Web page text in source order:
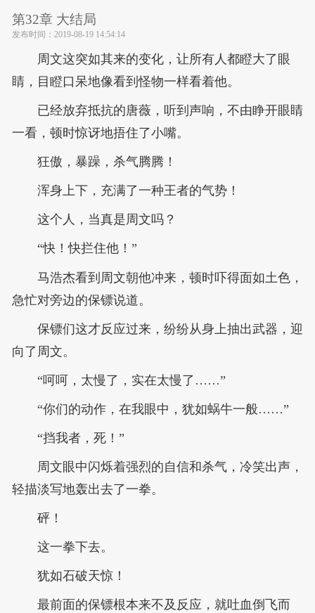
第32章 大结局
发布时间： 2019-08-19 14:54:14
周文这突如其来的变化，让所有人都瞪大了眼
睛，目瞪口呆地像看到怪物一样看着他。
已经放弃抵抗的唐薇，听到声响，不由睁开眼睛
一看，顿时惊讶地捂住了小嘴。
狂傲，暴躁，杀气腾腾！
浑身上下，充满了一种王者的气势！
这个人，当真是周文吗？
“快！快拦住他！”
马浩杰看到周文朝他冲来，顿时吓得面如土色，
急忙对旁边的保镖说道。
保镖们这才反应过来，纷纷从身上抽出武器，迎
向了周文。
“呵呵，太慢了，实在太慢了……”
“你们的动作，在我眼中，犹如蜗牛一般……”
“挡我者，死！”
周文眼中闪烁着强烈的自信和杀气，冷笑出声，
轻描淡写地轰出去了一拳。
砰！
这一拳下去。
犹如石破天惊！
最前面的保镖根本来不及反应，就吐血倒飞而